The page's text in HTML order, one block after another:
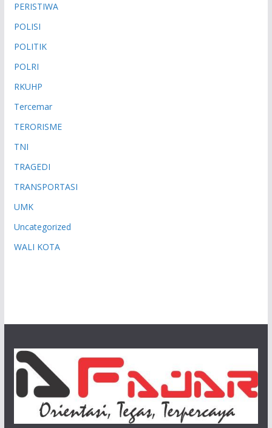
PERISTIWA
POLISI
POLITIK
POLRI
RKUHP
Tercemar
TERORISME
TNI
TRAGEDI
TRANSPORTASI
UMK
Uncategorized
WALI KOTA